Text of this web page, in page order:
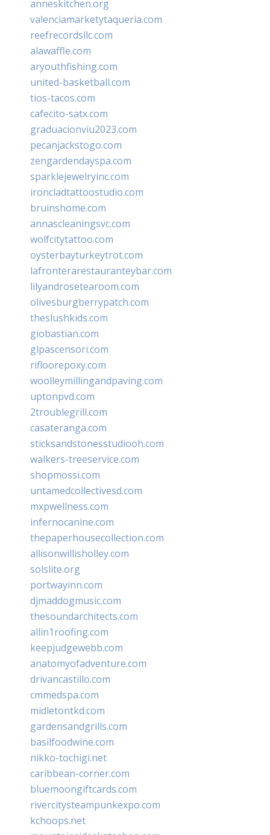
anneskitchen.org
valenciamarketytaqueria.com
reefrecordsllc.com
alawaffle.com
aryouthfishing.com
united-basketball.com
tios-tacos.com
cafecito-satx.com
graduacionviu2023.com
pecanjackstogo.com
zengardendayspa.com
sparklejewelryinc.com
ironcladtattoostudio.com
bruinshome.com
annascleaningsvc.com
wolfcitytattoo.com
oysterbayturkeytrot.com
lafronterarestauranteybar.com
lilyandrosetearoom.com
olivesburgberrypatch.com
theslushkids.com
giobastian.com
glpascensori.com
rifloorepoxy.com
woolleymillingandpaving.com
uptonpvd.com
2troublegrill.com
casateranga.com
sticksandstonesstudiooh.com
walkers-treeservice.com
shopmossi.com
untamedcollectivesd.com
mxpwellness.com
infernocanine.com
thepaperhousecollection.com
allisonwillisholley.com
solslite.org
portwayinn.com
djmaddogmusic.com
thesoundarchitects.com
allin1roofing.com
keepjudgewebb.com
anatomyofadventure.com
drivancastillo.com
cmmedspa.com
midletontkd.com
gardensandgrills.com
basilfoodwine.com
nikko-tochigi.net
caribbean-corner.com
bluemoongiftcards.com
rivercitysteampunkexpo.com
kchoops.net